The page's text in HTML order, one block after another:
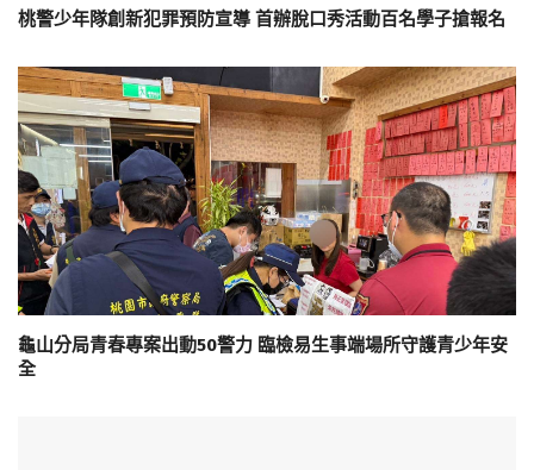
桃警少年隊創新犯罪預防宣導 首辦脫口秀活動百名學子搶報名
龜山分局青春專案出動50警力 臨檢易生事端場所守護青少年安
全